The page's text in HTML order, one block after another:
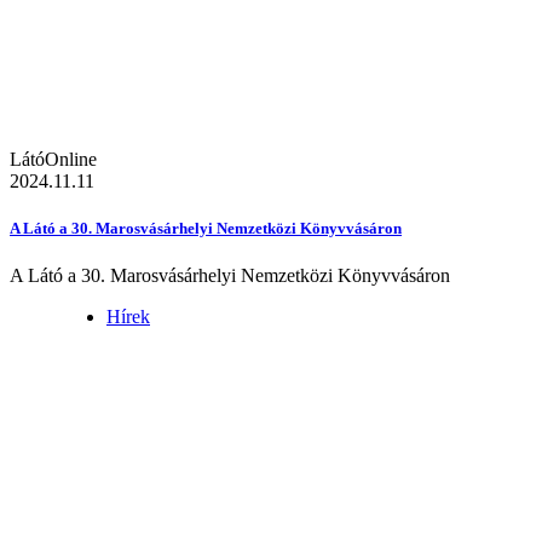
LátóOnline
2024.11.11
A Látó a 30. Marosvásárhelyi Nemzetközi Könyvvásáron
A Látó a 30. Marosvásárhelyi Nemzetközi Könyvvásáron
Hírek